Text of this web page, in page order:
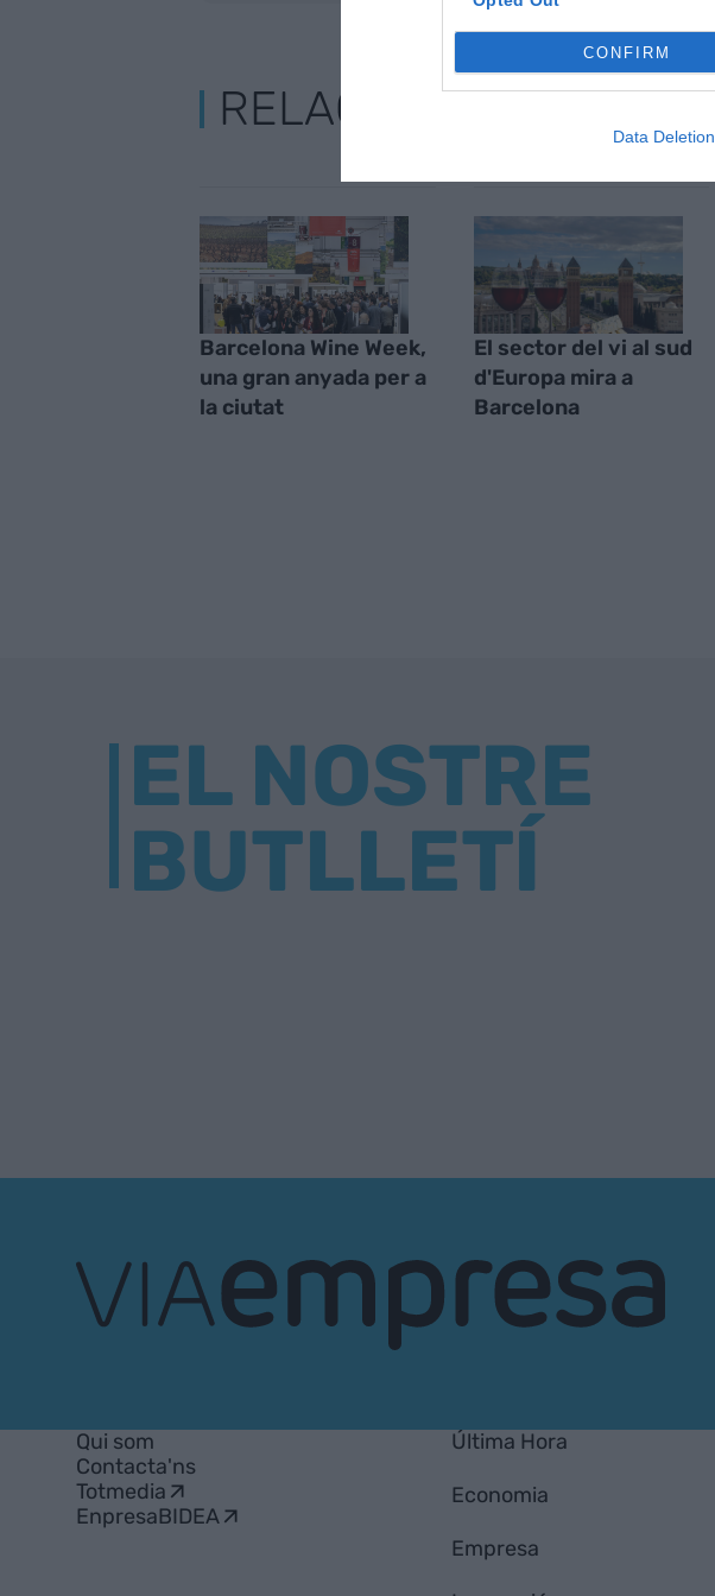
CONFIRM
Data Deletion
RELACIONADES
Barcelona Wine Week,
una gran anyada per a
la ciutat
El sector del vi al sud
d'Europa mira a
Barcelona
EL NOSTRE
BUTLLETÍ
Qui som
Contacta'ns
Totmedia
EnpresaBIDEA
Última Hora
Economia
Empresa